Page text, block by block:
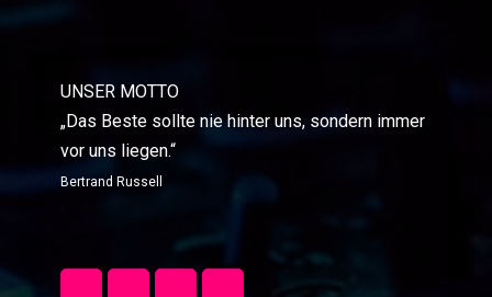
UNSER MOTTO
„Das Beste sollte nie hinter uns, sondern immer
vor uns liegen.“
Bertrand Russell